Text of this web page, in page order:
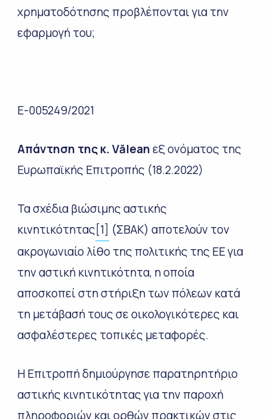
χρηματοδότησης προβλέπονται για την
εφαρμογή του;
E-005249/2021
Απάντηση της κ. Văleanεξ ονόματος της
Ευρωπαϊκής Επιτροπής (18.2.2022)
Τα σχέδια βιώσιμης αστικής
κινητικότητας [1] (ΣΒΑΚ) αποτελούν τον
ακρογωνιαίο λίθο της πολιτικής της ΕΕ για
την αστική κινητικότητα, η οποία
αποσκοπεί στη στήριξη των πόλεων κατά
τη μετάβασή τους σε οικολογικότερες και
ασφαλέστερες τοπικές μεταφορές.
Η Επιτροπή δημιούργησε παρατηρητήριο
αστικής κινητικότητας για την παροχή
πληροφοριών και ορθών πρακτικών στις